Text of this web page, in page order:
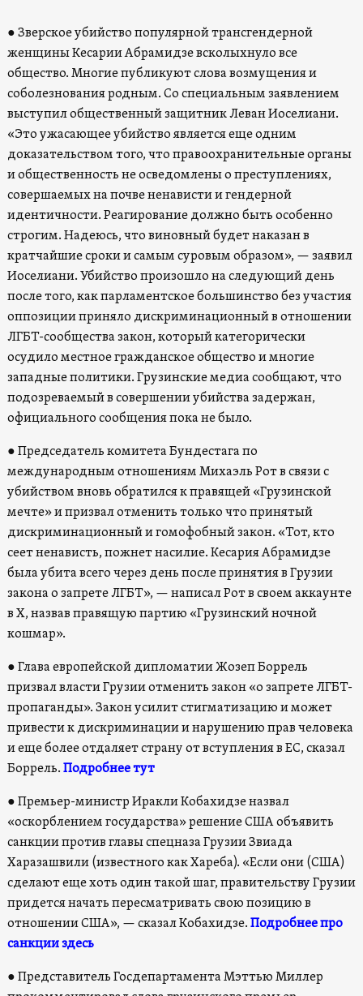
● Зверское убийство популярной трансгендерной
женщины Кесарии Абрамидзе всколыхнуло все
общество. Многие публикуют слова возмущения и
соболезнования родным. Со специальным заявлением
выступил общественный защитник Леван Иоселиани.
«Это ужасающее убийство является еще одним
доказательством того, что правоохранительные органы
и общественность не осведомлены о преступлениях,
совершаемых на почве ненависти и гендерной
идентичности. Реагирование должно быть особенно
строгим. Надеюсь, что виновный будет наказан в
кратчайшие сроки и самым суровым образом», — заявил
Иоселиани. Убийство произошло на следующий день
после того, как парламентское большинство без участия
оппозиции приняло дискриминационный в отношении
ЛГБТ-сообщества закон, который категорически
осудило местное гражданское общество и многие
западные политики. Грузинские медиа сообщают, что
подозреваемый в совершении убийства задержан,
официального сообщения пока не было.
● Председатель комитета Бундестага по
международным отношениям Михаэль Рот в связи с
убийством вновь обратился к правящей «Грузинской
мечте» и призвал отменить только что принятый
дискриминационный и гомофобный закон. «Тот, кто
сеет ненависть, пожнет насилие. Кесария Абрамидзе
была убита всего через день после принятия в Грузии
закона о запрете ЛГБТ», — написал Рот в своем аккаунте
в X, назвав правящую партию «Грузинский ночной
кошмар».
● Глава европейской дипломатии Жозеп Боррель
призвал власти Грузии отменить закон «о запрете ЛГБТ-
пропаганды». Закон усилит стигматизацию и может
привести к дискриминации и нарушению прав человека
и еще более отдаляет страну от вступления в ЕС, сказал
Боррель. Подробнее тут
● Премьер-министр Иракли Кобахидзе назвал
«оскорблением государства» решение США объявить
санкции против главы спецназа Грузии Звиада
Харазашвили (известного как Хареба). «Если они (США)
сделают еще хоть один такой шаг, правительству Грузии
придется начать пересматривать свою позицию в
отношении США», — сказал Кобахидзе. Подробнее про
санкции здесь
● Представитель Госдепартамента Мэттью Миллер